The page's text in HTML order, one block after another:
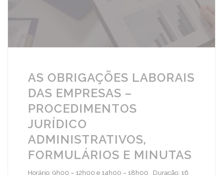
AS OBRIGAÇÕES LABORAIS
DAS EMPRESAS –
PROCEDIMENTOS
JURÍDICO
ADMINISTRATIVOS,
FORMULÁRIOS E MINUTAS
Horário: 9h00 – 12h00 e 14h00 – 18h00 Duração: 16